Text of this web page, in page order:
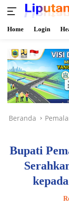
konten
Home Login
Beranda
Bupati